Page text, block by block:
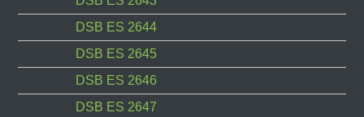
DSB ES 2644
DSB ES 2645
DSB ES 2646
DSB ES 2647